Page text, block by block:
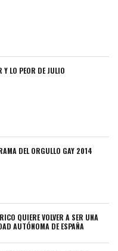
Y LO PEOR DE JULIO
DEL ORGULLO GAY 2014
QUIERE VOLVER A SER UNA
AUTÓNOMA DE ESPAÑA